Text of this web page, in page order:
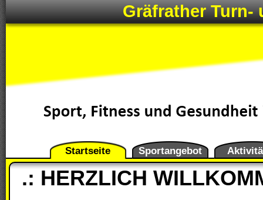
Gräfrather Turn-
Startseite Sportangebot
.: HERZLICH